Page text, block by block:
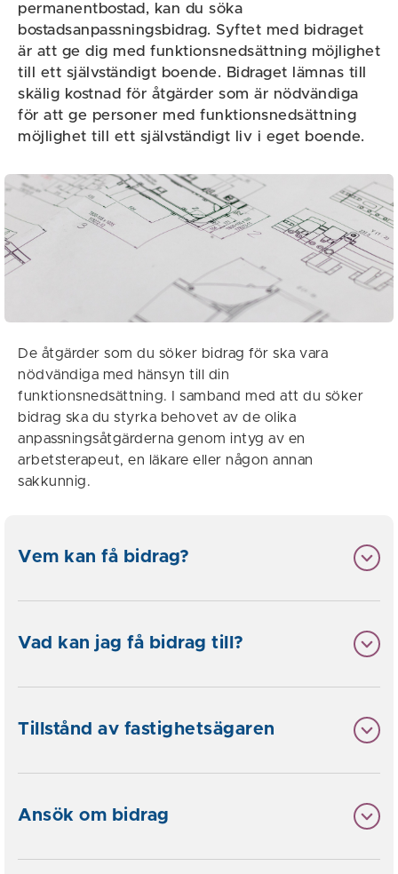
permanentbostad, kan du söka
bostadsanpassningsbidrag. Syftet med bidraget
är att ge dig med funktionsnedsättning möjlighet
till ett självständigt boende. Bidraget lämnas till
skälig kostnad för åtgärder som är nödvändiga
för att ge personer med funktionsnedsättning
möjlighet till ett självständigt liv i eget boende.
De åtgärder som du söker bidrag för ska vara
nödvändiga med hänsyn till din
funktionsnedsättning. I samband med att du söker
bidrag ska du styrka behovet av de olika
anpassningsåtgärderna genom intyg av en
arbetsterapeut, en läkare eller någon annan
sakkunnig.
Vem kan få bidrag?
Vad kan jag få bidrag till?
Tillstånd av fastighetsägaren
Ansök om bidrag